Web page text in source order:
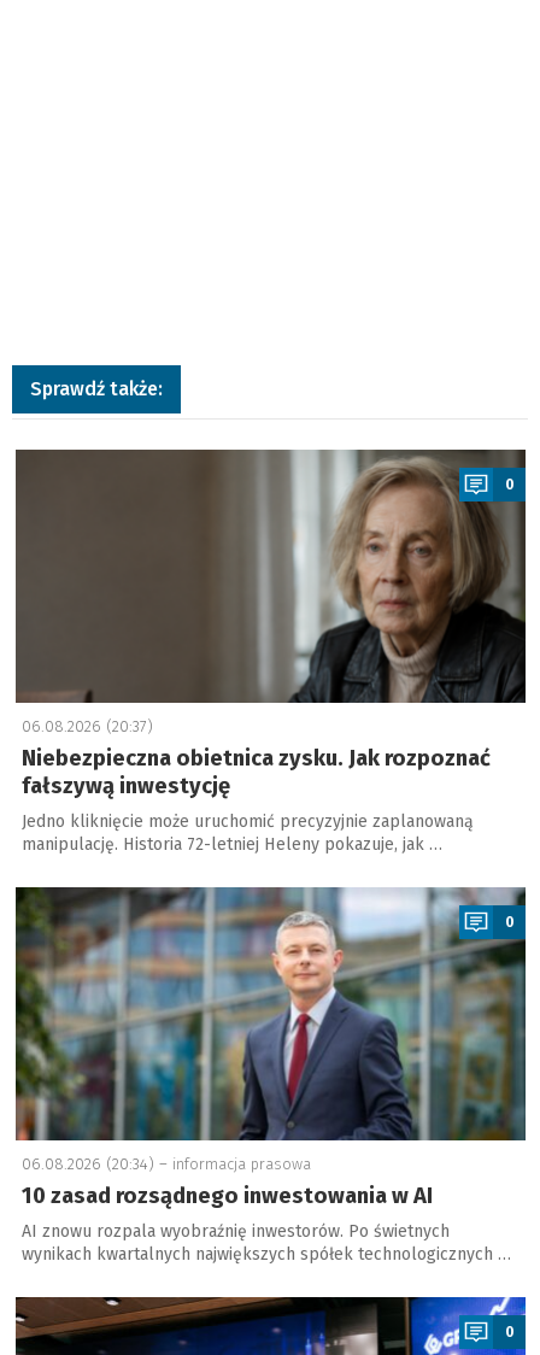
Sprawdź także:
a
0
06.08.2026 (20:37)
Niebezpieczna obietnica zysku. Jak rozpoznać
fałszywą inwestycję
Jedno kliknięcie może uruchomić precyzyjnie zaplanowaną
manipulację. Historia 72-letniej Heleny pokazuje, jak …
a
0
06.08.2026 (20:34) – informacja prasowa
10 zasad rozsądnego inwestowania w AI
AI znowu rozpala wyobraźnię inwestorów. Po świetnych
wynikach kwartalnych największych spółek technologicznych …
a
0